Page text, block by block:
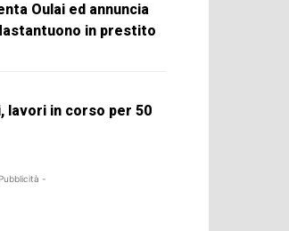
Oulai ed annuncia
in prestito
lavori in corso per 50
-